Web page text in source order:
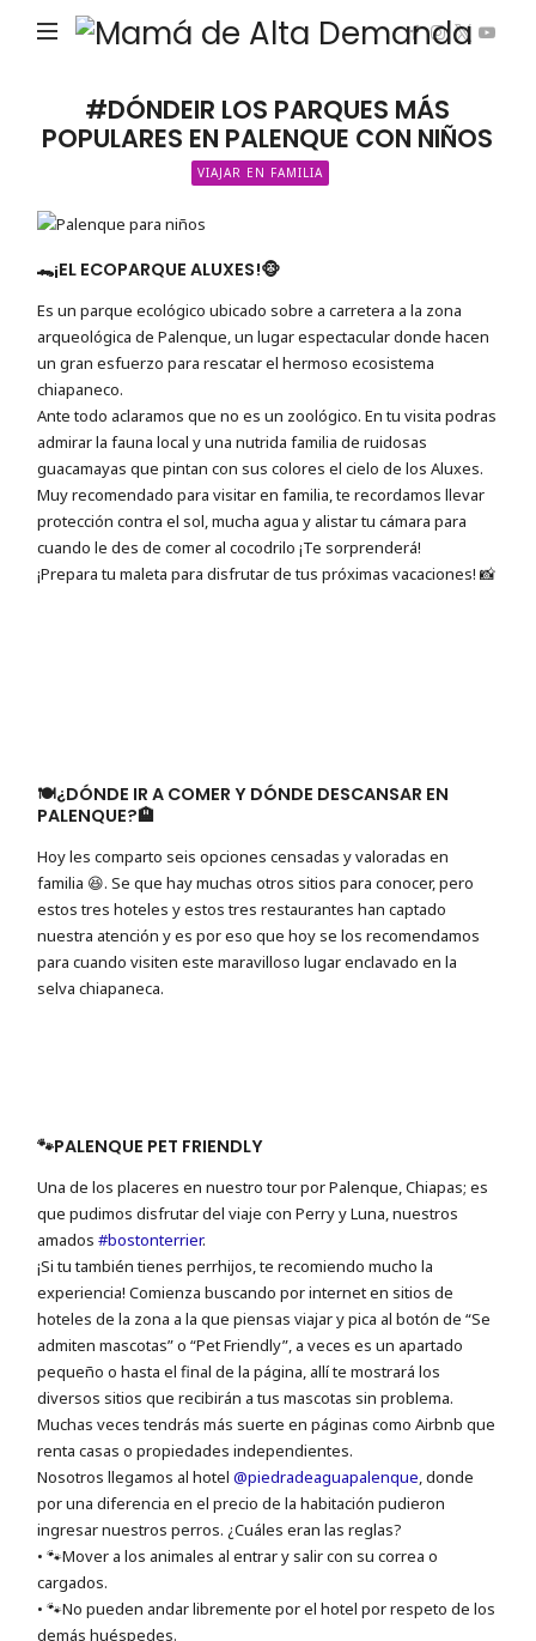
#DÓNDEIR LOS PARQUES MÁS
POPULARES EN PALENQUE CON NIÑOS
VIAJAR EN FAMILIA
🐊¡EL ECOPARQUE ALUXES!🐵
Es un parque ecológico ubicado sobre a carretera a la zona
arqueológica de Palenque, un lugar espectacular donde hacen
un gran esfuerzo para rescatar el hermoso ecosistema
chiapaneco.
Ante todo aclaramos que no es un zoológico. En tu visita podras
admirar la fauna local y una nutrida familia de ruidosas
guacamayas que pintan con sus colores el cielo de los Aluxes.
Muy recomendado para visitar en familia, te recordamos llevar
protección contra el sol, mucha agua y alistar tu cámara para
cuando le des de comer al cocodrilo ¡Te sorprenderá!
¡Prepara tu maleta para disfrutar de tus próximas vacaciones! 📸
🍽¿DÓNDE IR A COMER Y DÓNDE DESCANSAR EN
PALENQUE?🏨
Hoy les comparto seis opciones censadas y valoradas en
familia 😆. Se que hay muchas otros sitios para conocer, pero
estos tres hoteles y estos tres restaurantes han captado
nuestra atención y es por eso que hoy se los recomendamos
para cuando visiten este maravilloso lugar enclavado en la
selva chiapaneca.
🐾PALENQUE PET FRIENDLY
Una de los placeres en nuestro tour por Palenque, Chiapas; es
que pudimos disfrutar del viaje con Perry y Luna, nuestros
amados#bostonterrier.
¡Si tu también tienes perrhijos, te recomiendo mucho la
experiencia! Comienza buscando por internet en sitios de
hoteles de la zona a la que piensas viajar y pica al botón de “Se
admiten mascotas” o “Pet Friendly”, a veces es un apartado
pequeño o hasta el final de la página, allí te mostrará los
diversos sitios que recibirán a tus mascotas sin problema.
Muchas veces tendrás más suerte en páginas como Airbnb que
renta casas o propiedades independientes.
Nosotros llegamos al hotel@piedradeaguapalenque, donde
por una diferencia en el precio de la habitación pudieron
ingresar nuestros perros. ¿Cuáles eran las reglas?
• 🐾Mover a los animales al entrar y salir con su correa o
cargados.
• 🐾No pueden andar libremente por el hotel por respeto de los
demás huéspedes.